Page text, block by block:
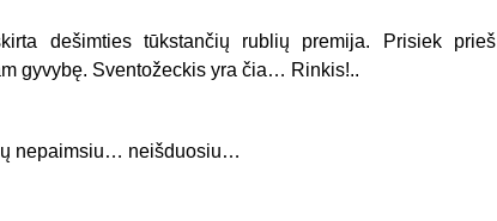
dešimties tūkstančių rublių premija. Prisiek prieš
gyvybę. Sventožeckis yra čia… Rinkis!..
nepaimsiu… neišduosiu…